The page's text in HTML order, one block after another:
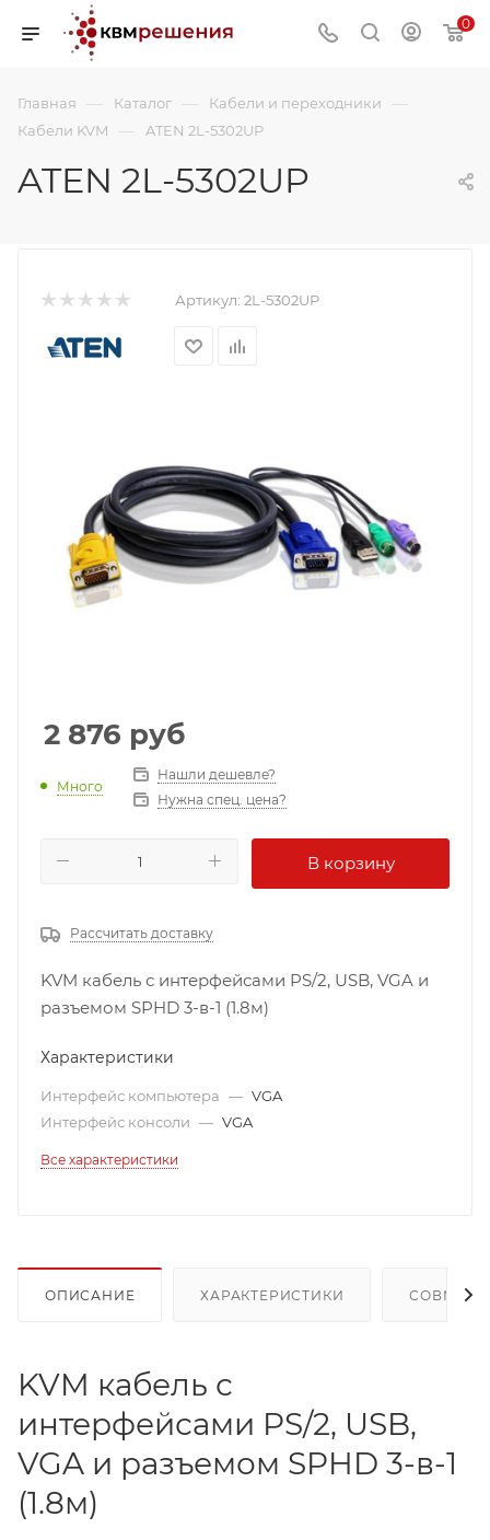
0
Главная — Каталог — Кабели и переходники —
Кабели KVM — ATEN 2L-5302UP
ATEN 2L-5302UP
Артикул: 2L-5302UP
2 876 руб
Много
Нашли дешевле?
Нужна спец. цена?
В корзину
Рассчитать доставку
KVM кабель с интерфейсами PS/2, USB, VGA и
разъемом SPHD 3-в-1 (1.8м)
Характеристики
Интерфейс компьютера — VGA
Интерфейс консоли — VGA
Все характеристики
ОПИСАНИЕ ХАРАКТЕРИСТИКИ
KVM кабель с
интерфейсами PS/2, USB,
VGA и разъемом SPHD 3-в-1
(1.8м)